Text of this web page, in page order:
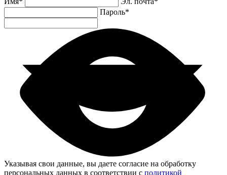
Пароль*
Указывая свои данные, вы даете согласие на обработку
персональных данных в соответствии с политикой